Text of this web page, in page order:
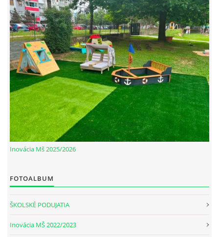
Inovácia Mš 2025/2026
FOTOALBUM
ŠKOLSKÉ PODUJATIA
Inovácia MŠ 2022/2023